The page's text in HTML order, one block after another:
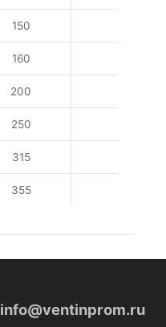
150
160
200
250
315
355
info@ventinprom.ru